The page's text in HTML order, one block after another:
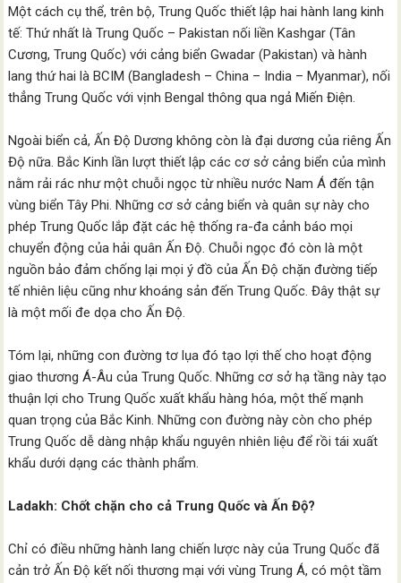
Một cách cụ thể, trên bộ, Trung Quốc thiết lập hai hành lang kinh
tế: Thứ nhất là Trung Quốc – Pakistan nối liền Kashgar (Tân
Cương, Trung Quốc) với cảng biển Gwadar (Pakistan) và hành
lang thứ hai là BCIM (Bangladesh – China – India – Myanmar), nối
thẳng Trung Quốc với vịnh Bengal thông qua ngả Miến Điện.
Ngoài biển cả, Ấn Độ Dương không còn là đại dương của riêng Ấn
Độ nữa. Bắc Kinh lần lượt thiết lập các cơ sở cảng biển của mình
nằm rải rác như một chuỗi ngọc từ nhiều nước Nam Á đến tận
vùng biển Tây Phi. Những cơ sở cảng biển và quân sự này cho
phép Trung Quốc lắp đặt các hệ thống ra-đa cảnh báo mọi
chuyển động của hải quân Ấn Độ. Chuỗi ngọc đó còn là một
nguồn bảo đảm chống lại mọi ý đồ của Ấn Độ chặn đường tiếp
tế nhiên liệu cũng như khoáng sản đến Trung Quốc. Đây thật sự
là một mối đe dọa cho Ấn Độ.
Tóm lại, những con đường tơ lụa đó tạo lợi thế cho hoạt động
giao thương Á-Âu của Trung Quốc. Những cơ sở hạ tầng này tạo
thuận lợi cho Trung Quốc xuất khẩu hàng hóa, một thế mạnh
quan trọng của Bắc Kinh. Những con đường này còn cho phép
Trung Quốc dễ dàng nhập khẩu nguyên nhiên liệu để rồi tái xuất
khẩu dưới dạng các thành phẩm.
Ladakh: Chốt chặn cho cả Trung Quốc và Ấn Độ?
Chỉ có điều những hành lang chiến lược này của Trung Quốc đã
cản trở Ấn Độ kết nối thương mại với vùng Trung Á, có một tầm